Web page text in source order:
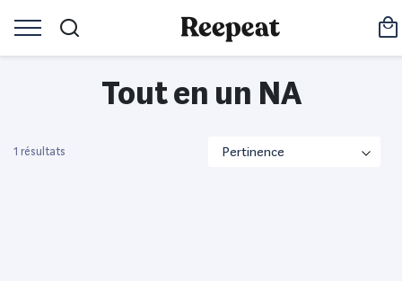
Tout en un NA
1 résultats